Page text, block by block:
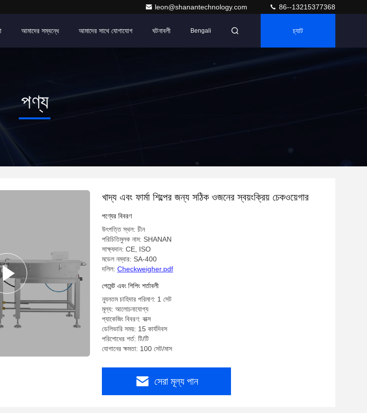
leon@shanantechnology.com 86--13215377368
আমাদের সম্বন্ধে আমাদের সাথে যোগাযোগ ঘটনাবলী Bengali চ্যাট
পণ্য
খাদ্য এবং ফার্মা শিল্পের জন্য সঠিক ওজনের স্বয়ংক্রিয় চেকওয়েগার
পণ্যের বিবরণ
উৎপত্তি স্থল: চীন
পরিচিতিমুলক নাম: SHANAN
সাক্ষ্যদান: CE, ISO
মডেল নম্বার: SA-400
দলিল: Checkweigher.pdf
পেমেন্ট এবং শিপিং শর্তাবলী
ন্যূনতম চাহিদার পরিমাণ: 1 সেট
মূল্য: আলোচনাযোগ্য
প্যাকেজিং বিবরণ: বাক্স
ডেলিভারি সময়: 15 কার্যদিবস
পরিশোধের শর্ত: টি/টি
যোগানের ক্ষমতা: 100 সেট/মাস
সেরা মূল্য পান